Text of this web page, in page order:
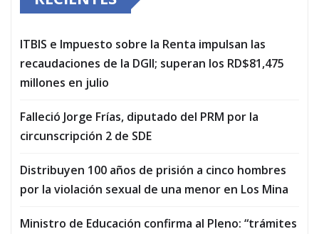
ITBIS e Impuesto sobre la Renta impulsan las
recaudaciones de la DGII; superan los RD$81,475
millones en julio
Falleció Jorge Frías, diputado del PRM por la
circunscripción 2 de SDE
Distribuyen 100 años de prisión a cinco hombres
por la violación sexual de una menor en Los Mina
Ministro de Educación confirma al Pleno: “trámites